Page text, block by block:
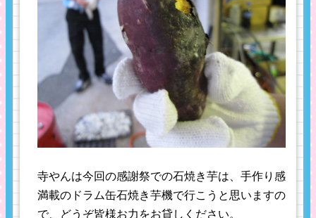
寺やんは今回の感謝祭での石焼き芋は、手作り感
満載のドラム缶石焼き芋機で行こうと思いますの
で、どうぞ皆様お力をお貸しください。